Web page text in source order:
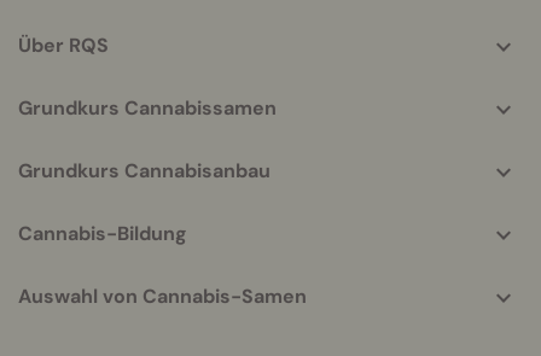
Über RQS
Grundkurs Cannabissamen
Grundkurs Cannabisanbau
Cannabis-Bildung
Auswahl von Cannabis-Samen